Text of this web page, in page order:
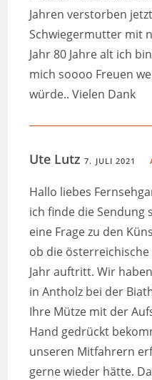
Jahren verstorben
Schwiegermutter mit
Jahr 80 Jahre alt ich
mich soooo Freuen
würde.. Vielen Dank
Ute Lutz7. JULI 2021
Hallo liebes
ich finde die Sendung
eine Frage zu den
ob die
Jahr auftritt. Wir
in Antholz bei der
Ihre Mütze mit der
Hand gedrückt
unseren Mitfahrern
gerne wieder hätte.